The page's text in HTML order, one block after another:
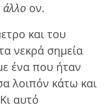
άλλο ον.
και του
νεκρά σηµεία
ένα που ήταν
λοιπόν κάτω και
αυτό